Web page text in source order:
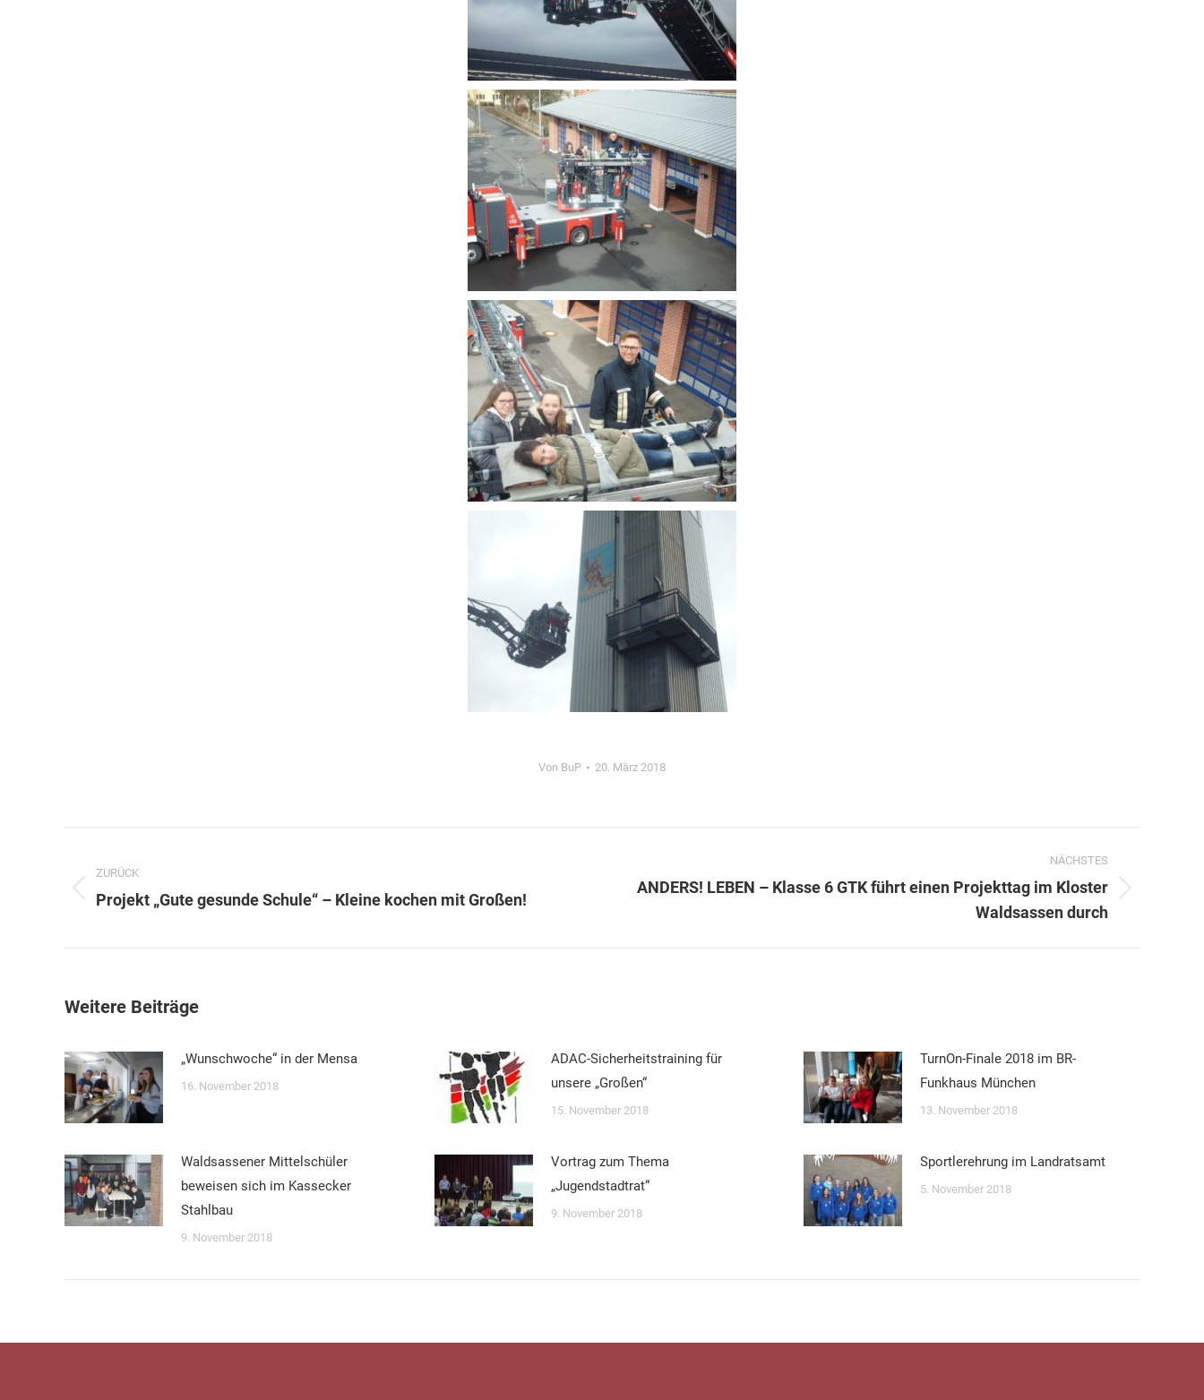
Von BuP 20. März 2018
ZURÜCK
Vorheriger
Projekt „Gute gesunde Schule“ – Kleine kochen mit Großen!
NÄCHSTES
Nächster
ANDERS! LEBEN – Klasse 6 GTK führt einen Projekttag im Kloster
Waldsassen durch
Weitere Beiträge
„Wunschwoche“ in der Mensa
16. November 2018
ADAC-Sicherheitstraining für
unsere „Großen“
15. November 2018
TurnOn-Finale 2018 im BR-
Funkhaus München
13. November 2018
Waldsassener Mittelschüler
beweisen sich im Kassecker
Stahlbau
9. November 2018
Vortrag zum Thema
„Jugendstadtrat“
9. November 2018
Sportlerehrung im Landratsamt
5. November 2018